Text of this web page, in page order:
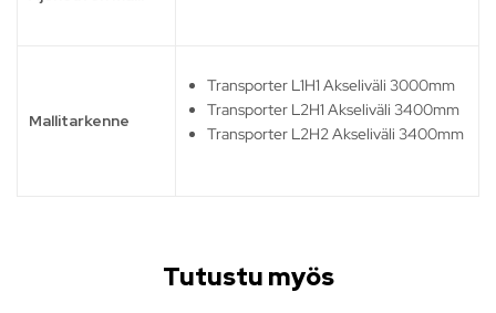
Mallitarkenne
Transporter L1H1 Akseliväli 3000mm
Transporter L2H1 Akseliväli 3400mm
Transporter L2H2 Akseliväli 3400mm
Tutustu myös